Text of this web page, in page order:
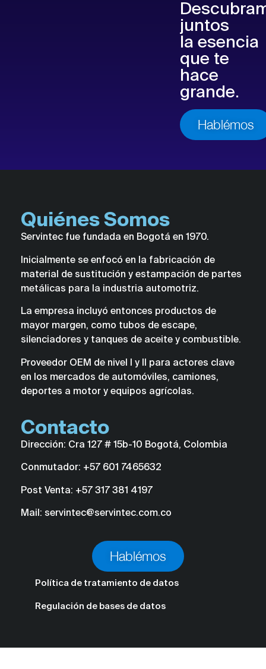
juntos
la esencia
que te
hace
grande.
Hablémos
Quiénes Somos
Servintec fue fundada en Bogotá en 1970.
Inicialmente se enfocó en la fabricación de
material de sustitución y estampación de partes
metálicas para la industria automotriz.
La empresa incluyó entonces productos de
mayor margen, como tubos de escape,
silenciadores y tanques de aceite y combustible.
Proveedor OEM de nivel I y II para actores clave
en los mercados de automóviles, camiones,
deportes a motor y equipos agrícolas.
Contacto
Dirección: Cra 127 # 15b-10 Bogotá, Colombia
Conmutador: +57 601 7465632
Post Venta: +57 317 381 4197
Mail: servintec@servintec.com.co
Hablémos
Política de tratamiento de datos
Regulación de bases de datos